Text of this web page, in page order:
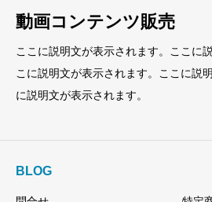
動画コンテンツ販売
ここに説明文が表示されます。ここに
こに説明文が表示されます。ここに説
に説明文が表示されます。
BLOG